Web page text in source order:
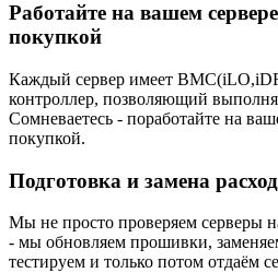
Работайте на вашем
покупкой
Каждый сервер имеет
контроллер, позволяющий
Сомневаетесь - поработайте на
покупкой.
Подготовка и замена
Мы не просто проверяем серверы
- мы обновляем прошивки,
тестируем и только потом отдаём